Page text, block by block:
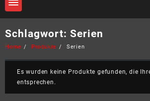
Schlagwort: Serien
Home Produkte Serien
Es wurden keine Produkte gefunden, die
entsprechen.